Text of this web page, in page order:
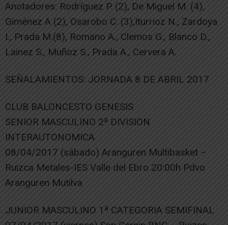
Anotadores: Rodríguez P. (2), De Miguel M. (4),
Giménez A (2), Osarobo C. (3),Iturrioz N., Zardoya
I., Prada M.(8), Romano A., Clemos G., Blanco D.,
Lainez S., Muñoz S., Prada A., Cervera A.
SEÑALAMIENTOS: JORNADA 8 DE ABRIL 2017
CLUB BALONCESTO GENESIS
SENIOR MASCULINO 2ª DIVISION
INTERAUTONOMICA
08/04/2017 (sábado) Aranguren Multibasket –
Ruizca Metales-IES Valle del Ebro 20:00h Pdvo
Aranguren Mutilva
JUNIOR MASCULINO 1ª CATEGORIA SEMIFINAL